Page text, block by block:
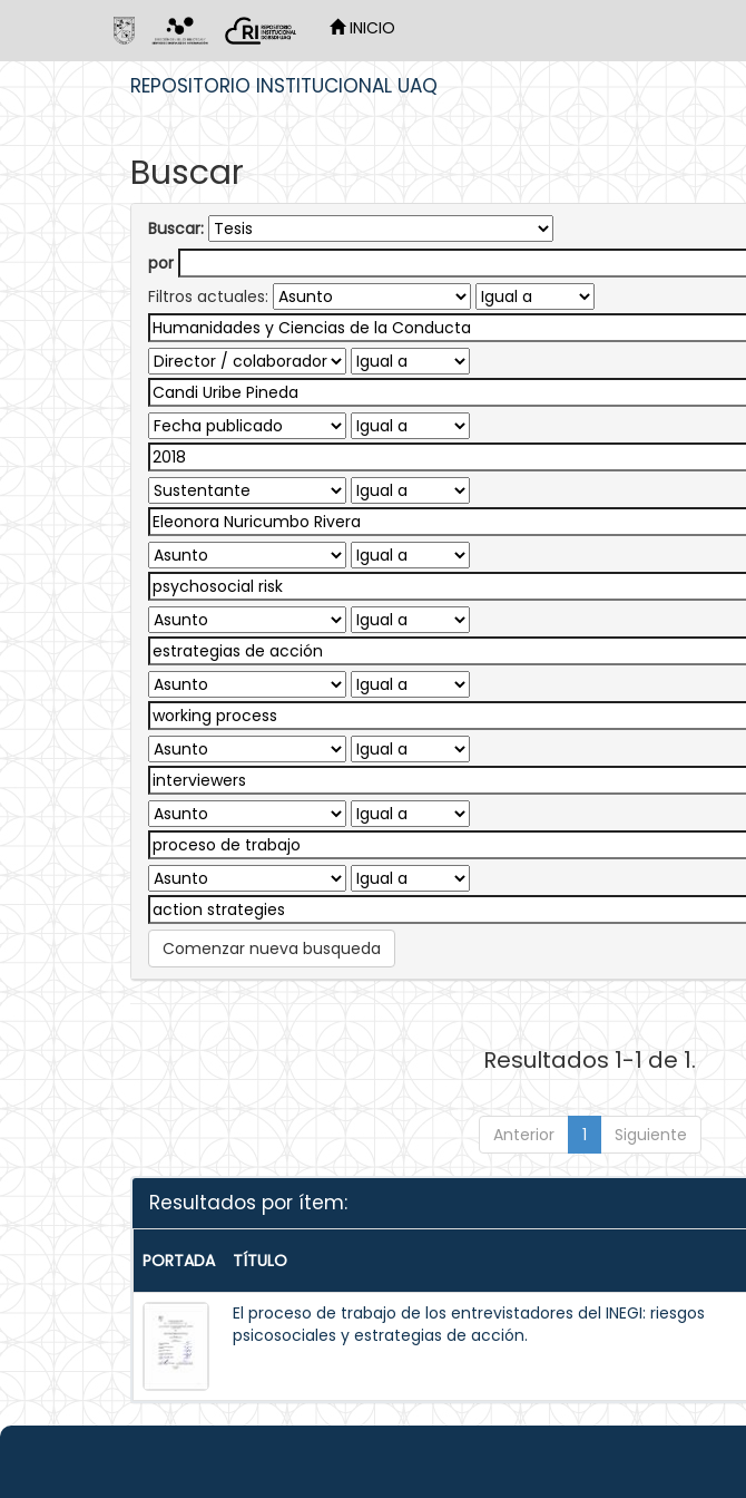
INICIO
REPOSITORIO INSTITUCIONAL UAQ
Buscar
Buscar:
por
Filtros actuales:
Comenzar nueva busqueda
Resultados 1-1 de 1.
Anterior 1 Siguiente
Resultados por ítem:
PORTADA TÍTULO
El proceso de trabajo de los entrevistadores del INEGI: riesgos
psicosociales y estrategias de acción.